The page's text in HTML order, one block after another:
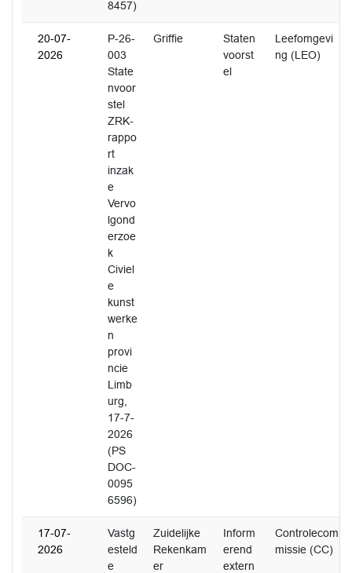
8457)
20-07-
2026
P-26-
003
State
nvoor
stel
ZRK-
rappo
rt
inzak
e
Vervo
lgond
erzoe
k
Civiel
e
kunst
werke
n
provi
ncie
Limb
urg,
17-7-
2026
(PS
DOC-
0095
6596)
Griffie
Staten
voorst
el
Leefomgevi
ng (LEO)
17-07-
2026
Vastg
esteld
e
Zuidelijke
Rekenkam
er
Inform
erend
extern
Controlecom
missie (CC)